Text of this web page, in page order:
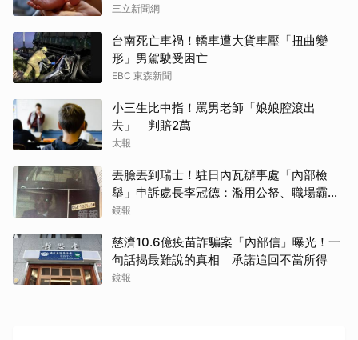
三立新聞網
台南死亡車禍！轎車遭大貨車壓「扭曲變
形」男駕駛受困亡
EBC 東森新聞
小三生比中指！罵男老師「娘娘腔滾出
去」 判賠2萬
太報
丟臉丟到瑞士！駐日內瓦辦事處「內部檢
舉」申訴處長李冠德：濫用公帑、職場霸
凌、超速仔拒繳罰單 外交部要查了
鏡報
慈濟10.6億疫苗詐騙案「內部信」曝光！一
句話揭最難說的真相 承諾追回不當所得
鏡報